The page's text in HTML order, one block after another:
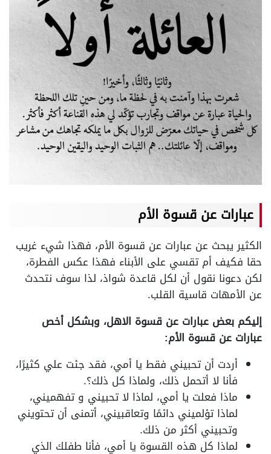
عبارات عن قسوة الأم
الكثير يبحث عن عبارات عن قسوة الأم، فهذا شيء غريب
حقا فكيف أم تقسي على الأبناء فهذا عكس الفطرة،
لكن دعونا نقول أن لكل قاعدة شواذ، لذا سوف نتحدث
عن الأمهات قاسية القلب.
إليكم بعض عبارات عن قسوة الاهل، وبشكل أخص
عبارات عن قسوة الأم:
أردت أن تحبيني فقط يا أمي، فقد جئت علي كثيرًا،
فأنا لا أتحمل ذلك، ولماذا كل ذلك؟.
ماذا فعلت يا أمي، لماذا لا تحبيني و تفهميني،
لماذا تؤلميني دائمًا وتعاقبيني، أتمنى أن تحتويني
وتحبيني أكثر من ذلك.
لماذا كل هذه القسوة يا أمي، فأنا طفلك الذي